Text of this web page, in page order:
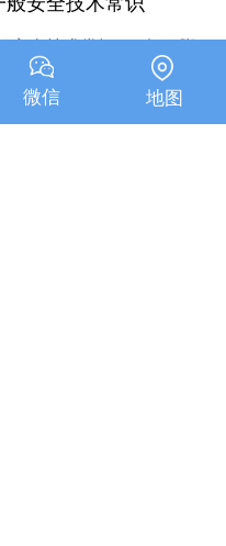
安全技术常识1、每项脚
经批准的施工方案。…
微信 地图